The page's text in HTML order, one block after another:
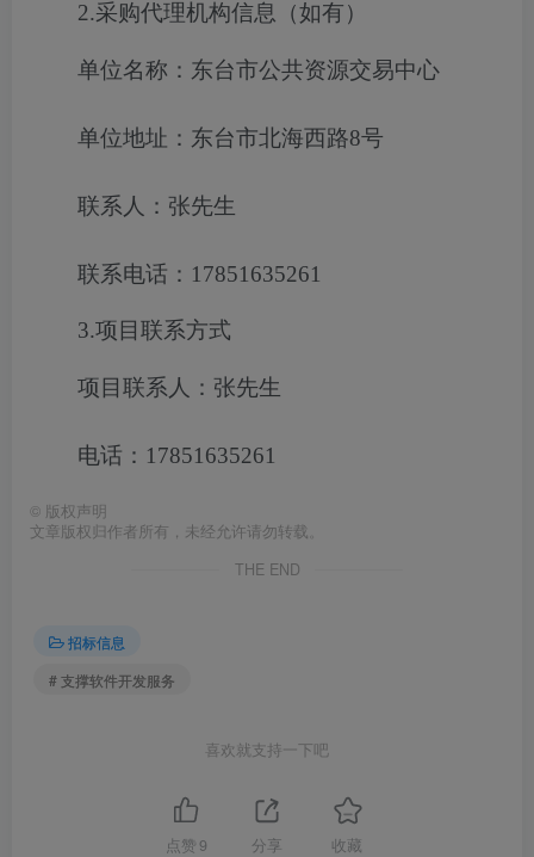
2.采购代理机构信息（如有）
单位名称：东台市公共资源交易中心
单位地址：东台市北海西路8号
联系人：张先生
联系电话：17851635261
3.项目联系方式
项目联系人：张先生
电话：17851635261
© 版权声明
文章版权归作者所有，未经允许请勿转载。
THE END
招标信息
# 支撑软件开发服务
喜欢就支持一下吧
点赞 9 分享 收藏